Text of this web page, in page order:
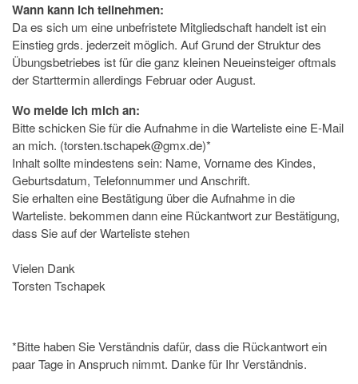
Wann kann ich teilnehmen:
Da es sich um eine unbefristete Mitgliedschaft handelt ist ein
Einstieg grds. jederzeit möglich. Auf Grund der Struktur des
Übungsbetriebes ist für die ganz kleinen Neueinsteiger oftmals
der Starttermin allerdings Februar oder August.
Wo melde ich mich an:
Bitte schicken Sie für die Aufnahme in die Warteliste eine E-Mail
an mich. (torsten.tschapek@gmx.de)*
Inhalt sollte mindestens sein: Name, Vorname des Kindes,
Geburtsdatum, Telefonnummer und Anschrift.
Sie erhalten eine Bestätigung über die Aufnahme in die
Warteliste. bekommen dann eine Rückantwort zur Bestätigung,
dass Sie auf der Warteliste stehen
Vielen Dank
Torsten Tschapek
*Bitte haben Sie Verständnis dafür, dass die Rückantwort ein
paar Tage in Anspruch nimmt. Danke für Ihr Verständnis.